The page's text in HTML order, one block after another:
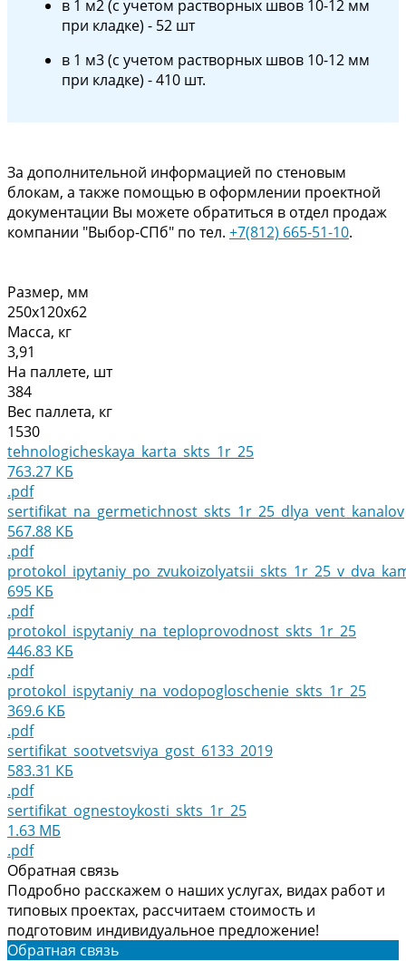
в 1 м2 (с учетом растворных швов 10-12 мм
при кладке) - 52 шт
в 1 м3 (с учетом растворных швов 10-12 мм
при кладке) - 410 шт.
За дополнительной информацией по стеновым
блокам, а также помощью в оформлении проектной
документации Вы можете обратиться в отдел продаж
компании "Выбор-СПб" по тел. +7(812) 665-51-10.
Размер, мм
250х120х62
Масса, кг
3,91
На паллете, шт
384
Вес паллета, кг
1530
tehnologicheskaya_karta_skts_1r_25
763.27 КБ
.pdf
sertifikat_na_germetichnost_skts_1r_25_dlya_vent_kanalov
567.88 КБ
.pdf
695 КБ
.pdf
protokol_ispytaniy_na_teploprovodnost_skts_1r_25
446.83 КБ
.pdf
protokol_ispytaniy_na_vodopogloschenie_skts_1r_25
369.6 КБ
.pdf
sertifikat_sootvetsviya_gost_6133_2019
583.31 КБ
.pdf
sertifikat_ognestoykosti_skts_1r_25
1.63 МБ
.pdf
Обратная связь
Подробно расскажем о наших услугах, видах работ и
типовых проектах, рассчитаем стоимость и
подготовим индивидуальное предложение!
Обратная связь